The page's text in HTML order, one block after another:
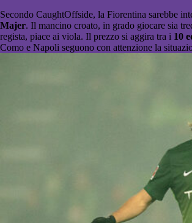
Secondo CaughtOffside, la Fiorentina sarebbe
Majer. Il mancino croato, in grado giocare sia
regista, piace ai viola. Il prezzo si aggira tra i 10
Como e Napoli seguono con attenzione la